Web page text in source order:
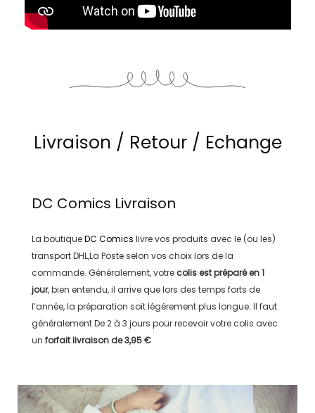
Livraison / Retour / Echange
DC Comics Livraison
La boutiqueDC Comics livre vos produits avec le (ou les)
transportDHL,La Posteselon vos choix lors de la
commande. Généralement, votre colis est préparé en1
jour, bien entendu, il arrive que lors des temps forts de
l’année, la préparation soit légérement plus longue. Il faut
généralementDe 2 à 3 jours pour recevoir votre colis avec
un forfait livraison de3,95 €